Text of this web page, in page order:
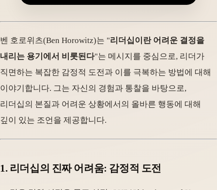
벤 호로위츠(Ben Horowitz)는 "리더십이란 어려운 결정을
내리는 용기에서 비롯된다"는 메시지를 중심으로, 리더가
직면하는 복잡한 감정적 도전과 이를 극복하는 방법에 대해
이야기합니다. 그는 자신의 경험과 통찰을 바탕으로,
리더십의 본질과 어려운 상황에서의 올바른 행동에 대해
깊이 있는 조언을 제공합니다.
1. 리더십의 진짜 어려움: 감정적 도전